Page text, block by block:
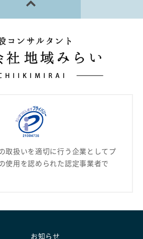
取扱いを適切に行う企業として プ
使用を認められた認定事業者で
お知らせ